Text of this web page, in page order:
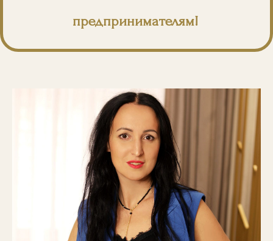
предпринимателям!